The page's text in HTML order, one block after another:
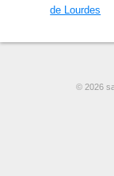
de Lourdes
© 2026